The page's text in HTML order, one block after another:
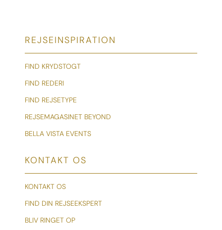
REJSEINSPIRATION
FIND KRYDSTOGT
FIND REDERI
FIND REJSETYPE
REJSEMAGASINET BEYOND
BELLA VISTA EVENTS
KONTAKT OS
KONTAKT OS
FIND DIN REJSEEKSPERT
BLIV RINGET OP